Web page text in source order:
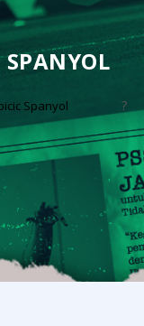
SPANYOL
Spanyol
?